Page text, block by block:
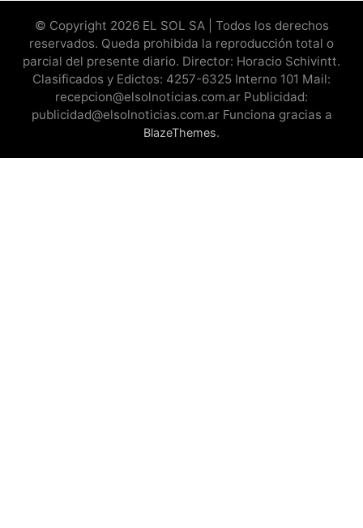
© Copyright 2026 EL SOL SA | Todos los derechos
reservados. Queda prohibida la reproducción total o
parcial del presente diario. Director: Horacio Schivintt.
Clasificados y Edictos: 4257-6325 Interno 101 Mail:
recepcion@elsolnoticias.com.ar Publicidad:
publicidad@elsolnoticias.com.ar Funciona gracias a
BlazeThemes.